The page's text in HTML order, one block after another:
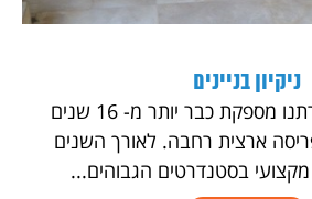
ניקיון בניינים
ניקיון בניינים חברתנו מספקת כבר יותר מ- 16 שנים
ארצית רחבה. לאורך השנים
בסטנדרטים הגבוהים...